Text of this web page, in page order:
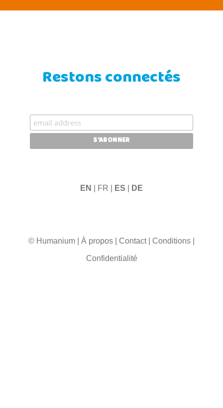
Restons connectés
EN | FR | ES DE
© Humanium À propos Contact| Conditions
Confidentialité